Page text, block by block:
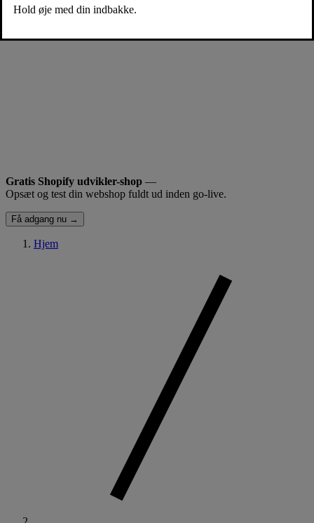
Gratis Shopify udvikler-shop —
Opsæt og test din webshop fuldt ud inden go-live.
Få adgang nu →
Hjem
Hold øje med din indbakke.